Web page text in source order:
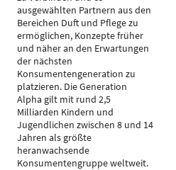
ausgewählten Partnern aus den
Bereichen Duft und Pflege zu
ermöglichen, Konzepte früher
und näher an den Erwartungen
der nächsten
Konsumentengeneration zu
platzieren. Die Generation
Alpha gilt mit rund 2,5
Milliarden Kindern und
Jugendlichen zwischen 8 und 14
Jahren als größte
heranwachsende
Konsumentengruppe weltweit.